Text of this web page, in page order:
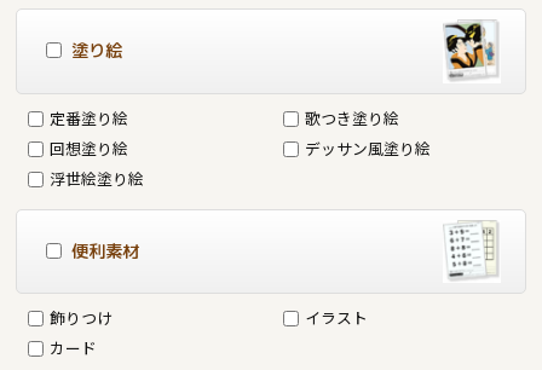
塗り絵
定番塗り絵
歌つき塗り絵
回想塗り絵
デッサン風塗り絵
浮世絵塗り絵
便利素材
飾りつけ
イラスト
カード